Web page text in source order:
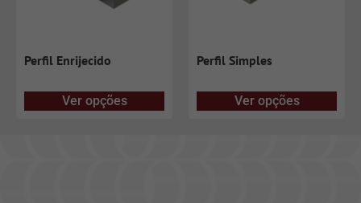
Perfil Enrijecido
Ver opções
Perfil Simples
Ver opções